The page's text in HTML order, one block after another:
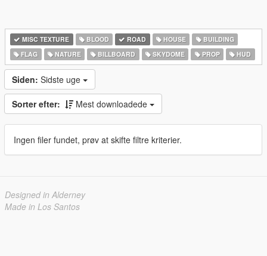
MISC TEXTURE BLOOD ROAD HOUSE
BUILDING
FLAG
NATURE BILLBOARD SKYDOME PROP HUD
Siden: Sidste uge
Sorter efter: Mest downloadede
Ingen filer fundet, prøv at skifte filtre kriterier.
Designed in Alderney
Made in Los Santos